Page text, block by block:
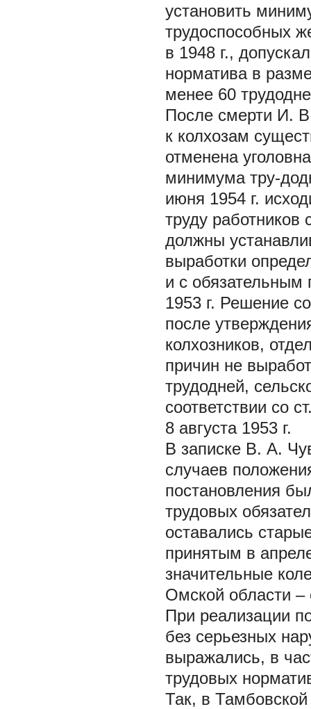
установить
трудоспособных
в 1948 г.,
норматива в
менее 60
После смерти И.
к колхозам
отменена
минимума тру-
июня 1954 г.
труду работников
должны
выработки
и с обязательным
1953 г. Решение
после
колхозников,
причин не
трудодней,
соответствии со
8 августа 1953 г.
В записке В. А.
случаев
постановления
трудовых
оставались
принятым в
значительные
Омской области –
При реализации
без серьезных
выражались, в
трудовых
Так, в